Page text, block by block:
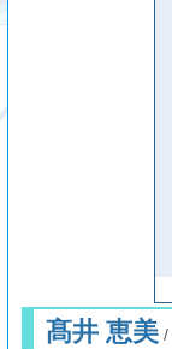
髙井 恵美/